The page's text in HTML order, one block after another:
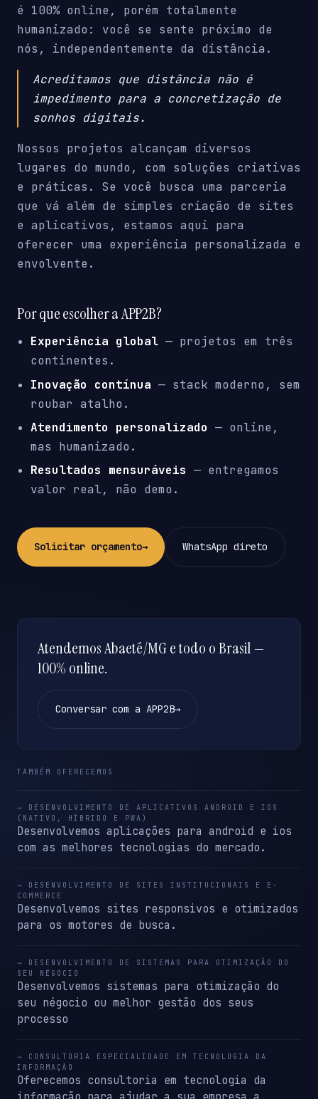
é 100% online, porém totalmente
humanizado: você se sente próximo de
nós, independentemente da distância.
Acreditamos que distância não é
impedimento para a concretização de
sonhos digitais.
Nossos projetos alcançam diversos
lugares do mundo, com soluções criativas
e práticas. Se você busca uma parceria
que vá além de simples criação de sites
e aplicativos, estamos aqui para
oferecer uma experiência personalizada e
envolvente.
Por que escolher a APP2B?
Experiência global — projetos em três
continentes.
Inovação contínua — stack moderno, sem
roubar atalho.
Atendimento personalizado — online,
mas humanizado.
Resultados mensuráveis — entregamos
valor real, não demo.
Solicitar orçamento→ WhatsApp direto
Atendemos Abaeté/MG e todo o Brasil —
100% online.
Conversar com a APP2B→
TAMBÉM OFERECEMOS
→ DESENVOLVIMENTO DE APLICATIVOS ANDROID E IOS
(NATIVO, HÍBRIDO E PWA)
Desenvolvemos aplicações para android e ios
com as melhores tecnologias do mercado.
→ DESENVOLVIMENTO DE SITES INSTITUCIONAIS E E-
COMMERCE
Desenvolvemos sites responsivos e otimizados
para os motores de busca.
→ DESENVOLVIMENTO DE SISTEMAS PARA OTIMIZAÇÃO DO
SEU NÉGOCIO
Desenvolvemos sistemas para otimização do
seu négocio ou melhor gestão dos seus
processo
→ CONSULTORIA ESPECIALIDADE EM TECNOLOGIA DA
INFORMAÇÃO
Oferecemos consultoria em tecnologia da